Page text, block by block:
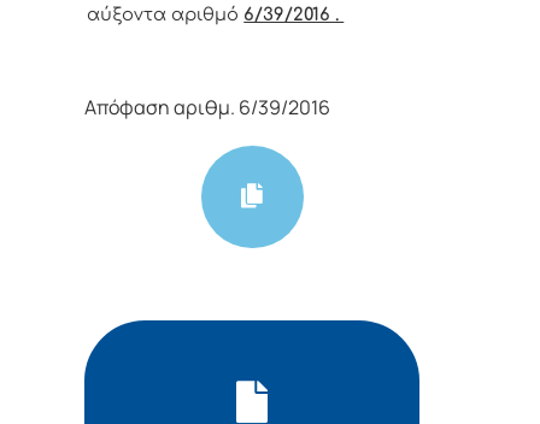
αύξοντα αριθμό 6/39/2016 .
Απόφαση αριθμ. 6/39/2016